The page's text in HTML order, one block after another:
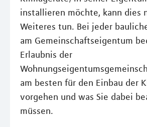
installieren möchte, kann dies
Weiteres tun. Bei jeder
am Gemeinschaftseigentum
Erlaubnis der
am besten für den Einbau der
vorgehen und was Sie dabei
müssen.